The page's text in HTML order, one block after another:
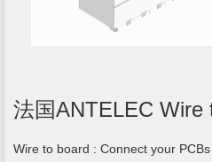
法国ANTELEC Wire
Wire to board : Connect your